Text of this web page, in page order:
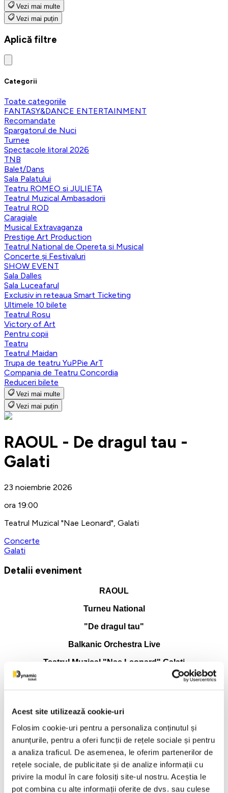
Acest site utilizează cookie-uri
Folosim cookie-uri pentru a personaliza conținutul și
anunțurile, pentru a oferi funcții de rețele sociale și pentru
a analiza traficul. De asemenea, le oferim partenerilor de
rețele sociale, de publicitate și de analize informații cu
privire la modul în care folosiți site-ul nostru. Aceștia le
pot combina cu alte informații oferite de dvs. sau culese
Vezi mai multe
Vezi mai puțin
Aplică filtre
Categorii
Toate categoriile
FANTASY&DANCE ENTERTAINMENT
Recomandate
Spargatorul de Nuci
Turnee
Spectacole litoral 2026
TNB
Balet/Dans
Sala Palatului
Teatru ROMEO si JULIETA
Teatrul Muzical Ambasadorii
Teatrul ROD
Caragiale
Musical Extravaganza
Prestige Art Production
Teatrul National de Opereta si Musical
Concerte și Festivaluri
SHOW EVENT
Sala Dalles
Sala Luceafarul
Exclusiv in reteaua Smart Ticketing
Ultimele 10 bilete
Teatrul Rosu
Victory of Art
Pentru copii
Teatru
Teatrul Maidan
Trupa de teatru YuPPie ArT
Compania de Teatru Concordia
Reduceri bilete
Vezi mai multe
Vezi mai puțin
RAOUL - De dragul tau -
Galati
23 noiembrie 2026
ora 19:00
Teatrul Muzical "Nae Leonard", Galati
Concerte
Galati
Detalii eveniment
RAOUL
Turneu National
"De dragul tau"
Balkanic Orchestra Live
Teatrul Muzical "Nae Leonard" Galati
alături de BALKANIC ORCHESTRA live
Sunt seri în care muzica nu se ascultă, ci se trăiește.
Sunt întâlniri în care nu mai contează scena, distanța sau
luminile, ci doar ceea ce se întâmplă între oameni. Acolo
începe povestea acestui turneu. Pentru că „De dragul tău” nu
este doar un nume, este felul în care Raoul a ales să se
apropie din nou de publicul său, simplu, sincer, fără mască,
fără grabă.